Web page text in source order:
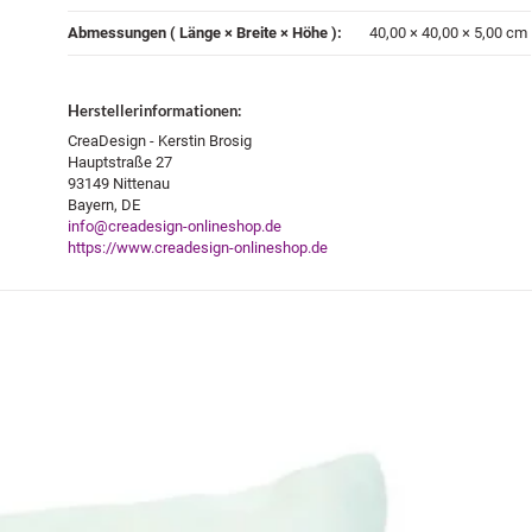
Abmessungen ( Länge × Breite × Höhe )‍: 40,00 × 40,00 × 5,00 cm
Herstellerinformationen:
CreaDesign - Kerstin Brosig
Hauptstraße 27
93149 Nittenau
Bayern, DE
info@creadesign-onlineshop.de
https://www.creadesign-onlineshop.de